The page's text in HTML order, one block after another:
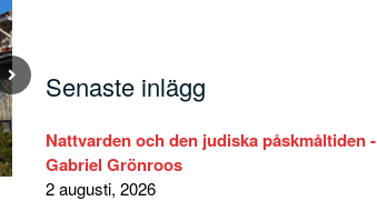
Senaste inlägg
Nattvarden och den judiska påskmåltiden -
Gabriel Grönroos
2 augusti, 2026